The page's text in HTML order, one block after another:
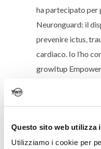
Questo sito web utilizza
Utilizziamo i cookie per
ha partecipato per
Neuronguard: il
prevenire ictus,
cardiaco. Io l’ho
growItup
tre consigli per
proprio destino: